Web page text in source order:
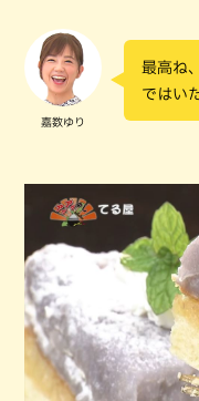
嘉数ゆり
最高ね
ではい